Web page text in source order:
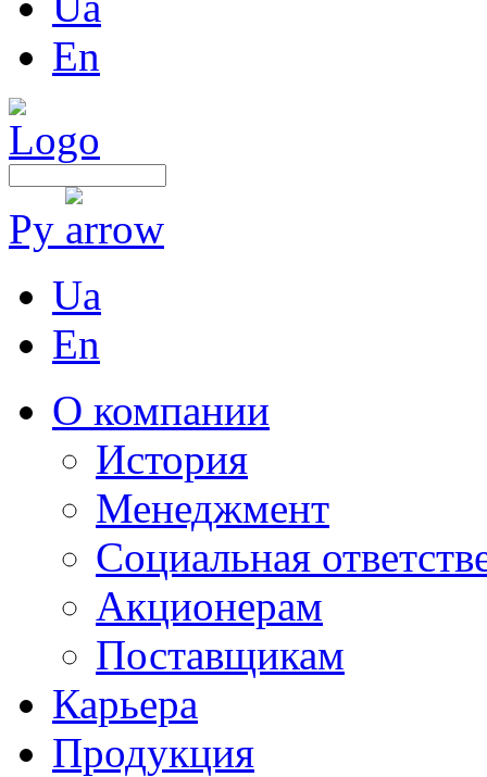
En
Ру
Ua
En
О компании
История
Менеджмент
Социальная
Акционерам
Поставщикам
Карьера
Продукция